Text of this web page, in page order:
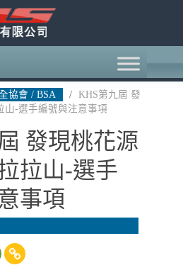
協會 / BSA /
KHS第九屆 發
山-選手編號與注意事項
發現桃花源
拉山-選手
事項